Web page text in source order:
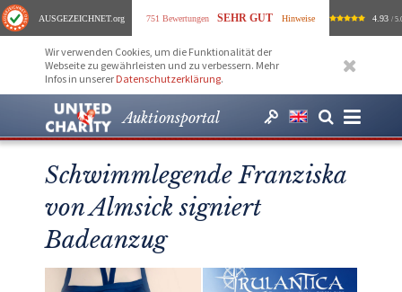
AUSGEZEICHNET.org 751 Bewertungen SEHR GUT Hinweise 4.93 /
Wir verwenden Cookies, um die Funktionalität der
Webseite zu gewährleisten und zu verbessern. Mehr
Infos in unserer Datenschutzerklärung.
Auktionsportal
Schwimmlegende Franziska
von Almsick signiert
Badeanzug